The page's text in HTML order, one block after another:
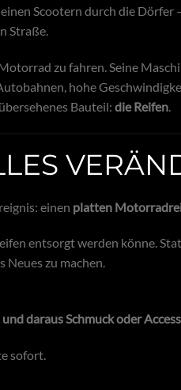
Scootern durch die Dörfer
Straße.
zu fahren. Seine
hohe
Bauteil: die Reifen.
einen platten
entsorgt werden könne.
Neues zu machen.
daraus Schmuck oder
sofort.